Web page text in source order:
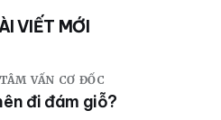
VIẾT MỚI
TÂM VẤN CƠ ĐỐC
đi đám giỗ?